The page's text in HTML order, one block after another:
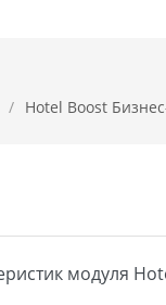
/ Hotel Boost
модуля